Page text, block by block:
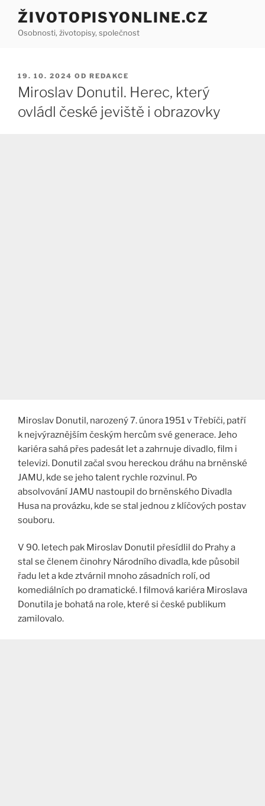
Přejít
obsahu
ŽIVOTOPISYONLINE.CZ
Osobnosti, životopisy, společnost
PUBLIKOVÁNO
19. 10. 2024 OD REDAKCE
Miroslav Donutil. Herec, který
ovládl české jeviště i obrazovky
Miroslav Donutil, narozený 7. února 1951 v Třebíči, patří
k nejvýraznějším českým hercům své generace. Jeho
kariéra sahá přes padesát let a zahrnuje divadlo, film i
televizi. Donutil začal svou hereckou dráhu na brněnské
JAMU, kde se jeho talent rychle rozvinul. Po
absolvování JAMU nastoupil do brněnského Divadla
Husa na provázku, kde se stal jednou z klíčových postav
souboru.
V 90. letech pak Miroslav Donutil přesídlil do Prahy a
stal se členem činohry Národního divadla, kde působil
řadu let a kde ztvárnil mnoho zásadních rolí, od
komediálních po dramatické. I filmová kariéra Miroslava
Donutila je bohatá na role, které si české publikum
zamilovalo.